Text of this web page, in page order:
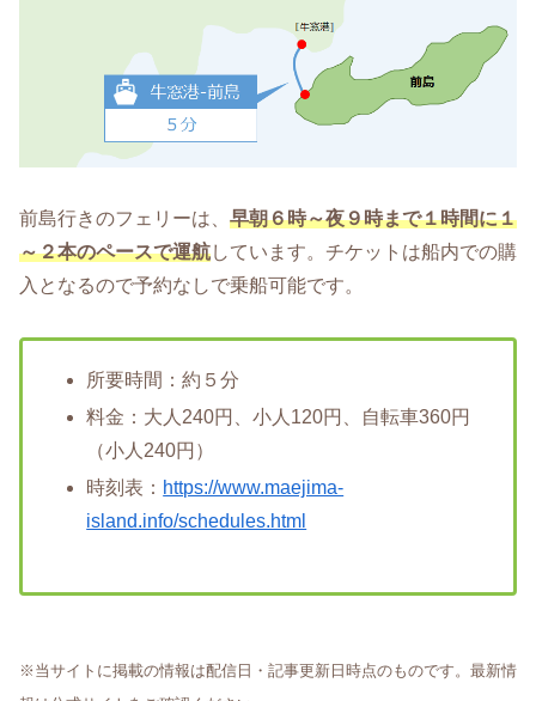
前島行きのフェリーは、 早朝６時～夜９時まで１時間に１
～２本のペースで運航しています。チケットは船内での購
入となるので予約なしで乗船可能です。
所要時間：約５分
料金：大人240円、小人120円、自転車360円
（小人240円）
時刻表： https://www.maejima-
island.info/schedules.html
※当サイトに掲載の情報は配信日・記事更新日時点のものです。最新情